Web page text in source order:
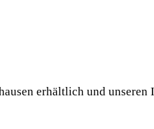
erhält­lich und unse­ren